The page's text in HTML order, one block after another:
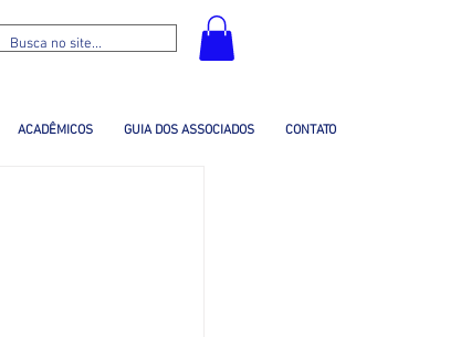
ACADÊMICOS GUIA DOS ASSOCIADOS CONTATO